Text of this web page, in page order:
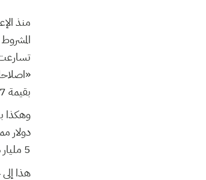
تسارعت
بقيمة 1،7 مليار دولار.
دولار
5 مليار دولار بعنوان السنوات الخمس القادمة.
هذا